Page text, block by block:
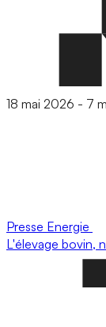
18 mai 2026 - 7
Presse Energie
L'élevage bovin,